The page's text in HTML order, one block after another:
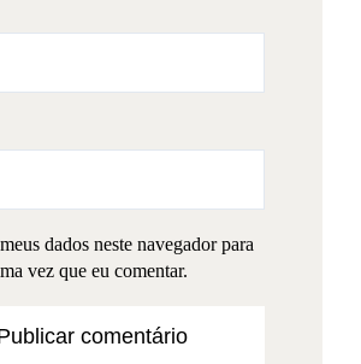
dados neste navegador para
vez que eu comentar.